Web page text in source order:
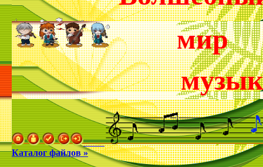
мир
Каталог файлов »